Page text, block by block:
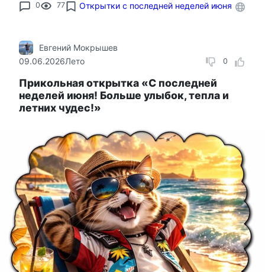
0 77 Открытки с последней неделей июня
0
Евгений Мокрышев
09.06.2026Лето
Прикольная открытка «С последней
неделей июня! Больше улыбок, тепла и
летних чудес!»